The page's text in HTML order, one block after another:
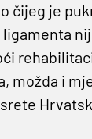
čijeg je
možda i